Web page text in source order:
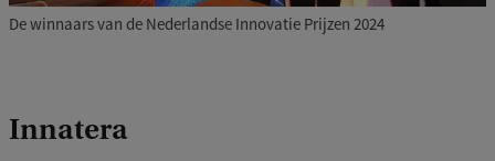
De winnaars van de Nederlandse Innovatie Prijzen 2024
Innatera